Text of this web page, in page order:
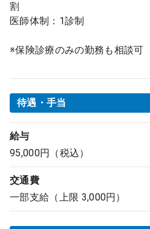
割
医師体制：1診制
※保険診療のみの勤務も相談可
待遇・手当
給与
95,000円（税込）
交通費
一部支給（上限 3,000円）